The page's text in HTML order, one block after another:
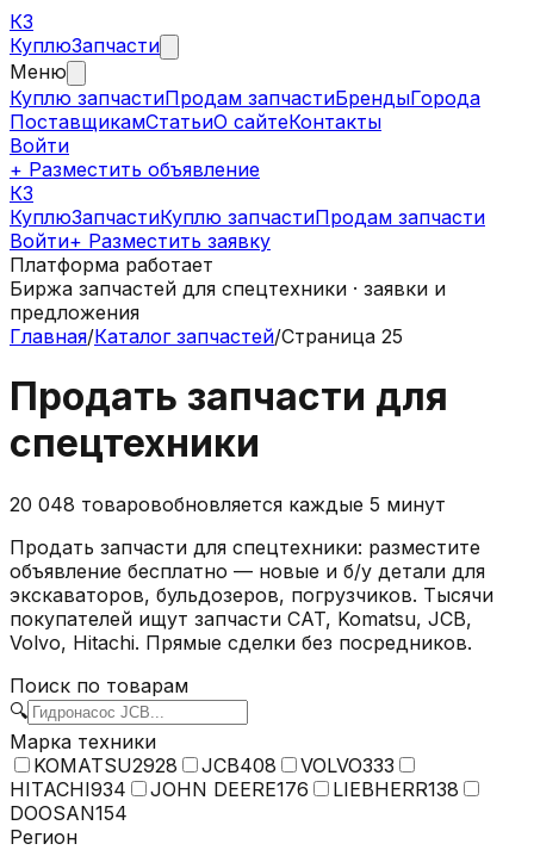
КЗ
КуплюЗапчасти
Меню
Куплю запчастиПродам запчастиБрендыГорода
ПоставщикамСтатьиО сайтеКонтакты
Войти
+ Разместить объявление
КЗ
КуплюЗапчастиКуплю запчастиПродам запчасти
Войти+ Разместить заявку
Платформа работает
Биржа запчастей для спецтехники · заявки и
предложения
Главная/Каталог запчастей/Страница 25
Продать запчасти для
спецтехники
20 048 товаровобновляется каждые 5 минут
Продать запчасти для спецтехники: разместите
объявление бесплатно — новые и б/у детали для
экскаваторов, бульдозеров, погрузчиков. Тысячи
покупателей ищут запчасти CAT, Komatsu, JCB,
Volvo, Hitachi. Прямые сделки без посредников.
Поиск по товарам
🔍
Марка техники
KOMATSU2928 JCB408 VOLVO333
HITACHI934 JOHN DEERE176 LIEBHERR138
DOOSAN154
Регион